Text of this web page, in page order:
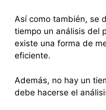
Así como también, se
tiempo un análisis del
existe una forma de
eficiente.
Además, no hay un
debe hacerse el